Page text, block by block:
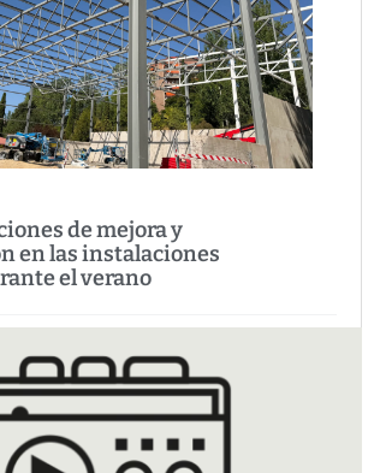
de mejora y
en las instalaciones
el verano